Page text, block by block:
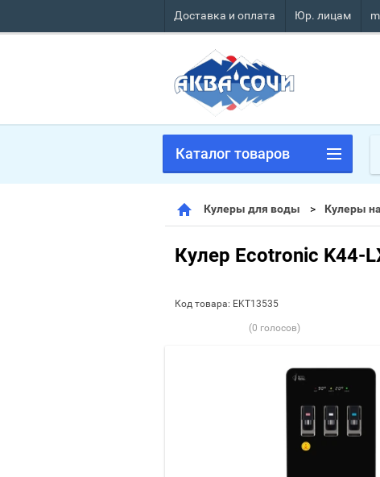
Доставка и оплата Юр. лицам
Кулеры для воды Кулеры
Кулер Ecotronic K44-
Код товара: EKT13535
(0 голосов)
Каталог товаров